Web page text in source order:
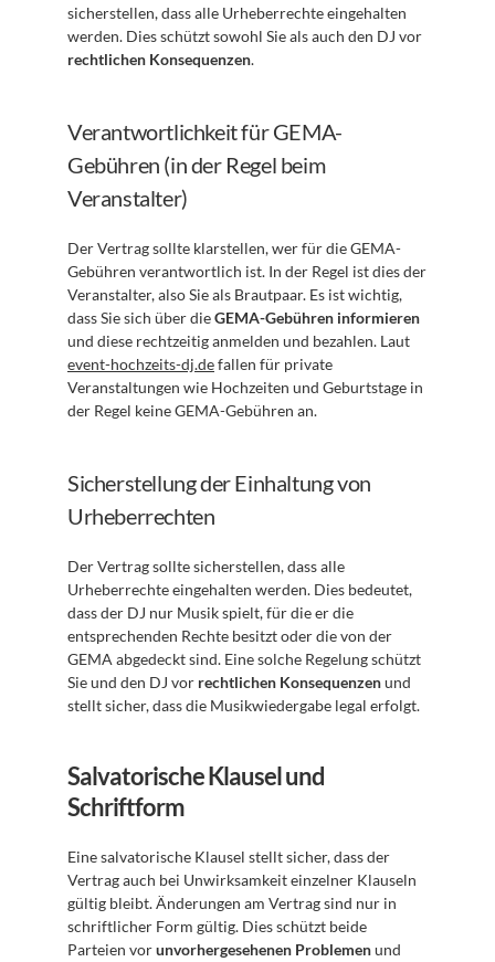
sicherstellen, dass alle Urheberrechte eingehalten
rechtlichen Konsequenzen.
Verantwortlichkeit für GEMA-
Gebühren (in der Regel beim
Veranstalter)
Der Vertrag sollte klarstellen, wer für die GEMA-
Gebühren verantwortlich ist. In der Regel ist dies der
Veranstalter, also Sie als Brautpaar. Es ist wichtig,
dass Sie sich über die GEMA-Gebühren informieren
event-hochzeits-dj.de fallen für private
Veranstaltungen wie Hochzeiten und Geburtstage in
der Regel keine GEMA-Gebühren an.
Sicherstellung der Einhaltung von
Urheberrechten
Der Vertrag sollte sicherstellen, dass alle
Urheberrechte eingehalten werden. Dies bedeutet,
dass der DJ nur Musik spielt, für die er die
entsprechenden Rechte besitzt oder die von der
GEMA abgedeckt sind. Eine solche Regelung schützt
Sie und den DJ vor rechtlichen Konsequenzen und
stellt sicher, dass die Musikwiedergabe legal erfolgt.
Salvatorische Klausel und
Schriftform
Eine salvatorische Klausel stellt sicher, dass der
Vertrag auch bei Unwirksamkeit einzelner Klauseln
gültig bleibt. Änderungen am Vertrag sind nur in
schriftlicher Form gültig. Dies schützt beide
Parteien vor unvorhergesehenen Problemen und